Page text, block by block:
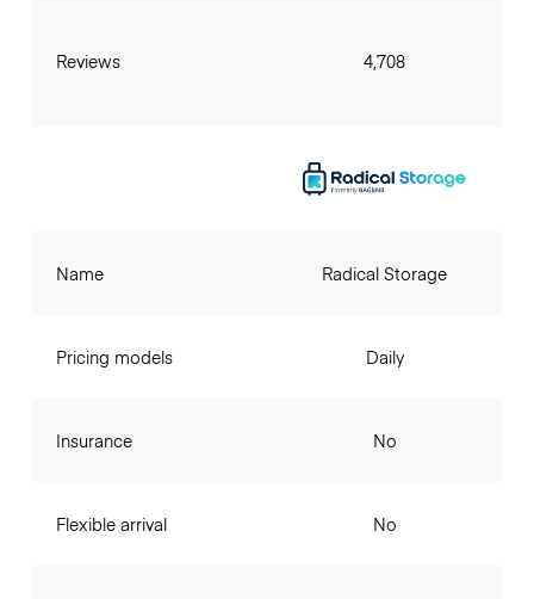
Reviews 4,708
Name
Pricing models
Insurance
Flexible arrival
Radical Storage
Daily
No
No